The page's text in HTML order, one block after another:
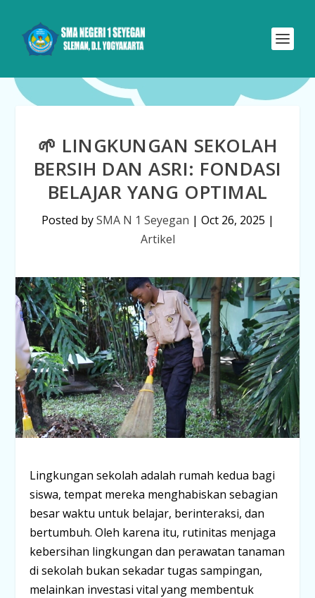
🌱 LINGKUNGAN SEKOLAH
BERSIH DAN ASRI: FONDASI
BELAJAR YANG OPTIMAL
Posted bySMA N 1 Seyegan | Oct 26, 2025 |
Artikel
Lingkungan sekolah adalah rumah kedua bagi
siswa, tempat mereka menghabiskan sebagian
besar waktu untuk belajar, berinteraksi, dan
bertumbuh. Oleh karena itu, rutinitas menjaga
kebersihan lingkungan dan perawatan tanaman
di sekolah bukan sekadar tugas sampingan,
melainkan investasi vital yang membentuk